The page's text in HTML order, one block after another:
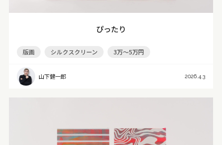
ぴったり
版画 シルクスクリーン 3万～5万円
山下健一郎 2026.4.3